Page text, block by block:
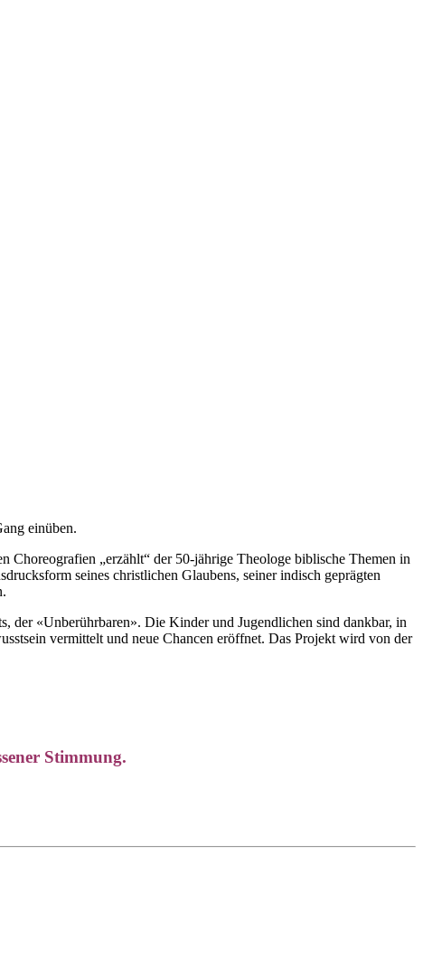
einüben.
„erzählt“ der 50-jährige Theologe biblische Themen in
seines christlichen Glaubens, seiner indisch geprägten
der «Unberührbaren». Die Kinder und Jugendlichen sind dankbar, in
vermittelt und neue Chancen eröffnet. Das Projekt wird von der
Stimmung.